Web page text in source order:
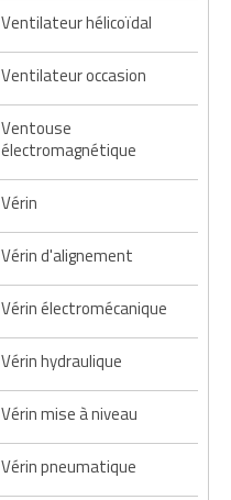
Ventilateur hélicoïdal
Ventilateur occasion
Ventouse
électromagnétique
Vérin
Vérin d'alignement
Vérin électromécanique
Vérin hydraulique
Vérin mise à niveau
Vérin pneumatique